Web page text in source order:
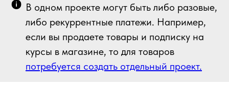
В одном проекте могут быть либо разовые,
либо рекуррентные платежи. Например,
если вы продаете товары и подписку на
курсы в магазине, то для товаров
потребуется создать отдельный проект.